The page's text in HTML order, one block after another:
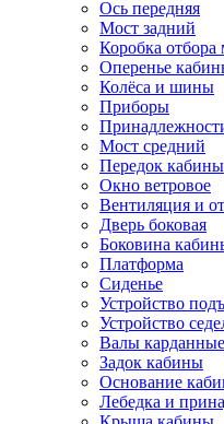
Ось передняя
Мост задний
Коробка
Оперенье
Колёса и шины
Приборы
Мост средний
Передок кабины
Окно ветровое
Вентиляция и
Дверь боковая
Боковина
Платформа
Сиденье
Устройство
Устройство
Валы карданные
Задок кабины
Основание
Лебедка и